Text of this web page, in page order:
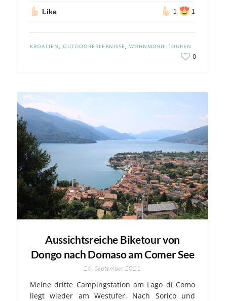
Like 1 1
KROATIEN, OUTDOORERLEBNISSE, WOHNMOBIL-TOUREN
0
Aussichtsreiche Biketour von
Dongo nach Domaso am Comer See
26. September 2021
Meine dritte Campingstation am Lago di Como
liegt wieder am Westufer. Nach Sorico und